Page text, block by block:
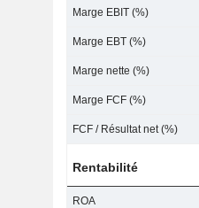
Marge EBIT (%)
Marge EBT (%)
Marge nette (%)
Marge FCF (%)
FCF / Résultat net (%)
Rentabilité
ROA